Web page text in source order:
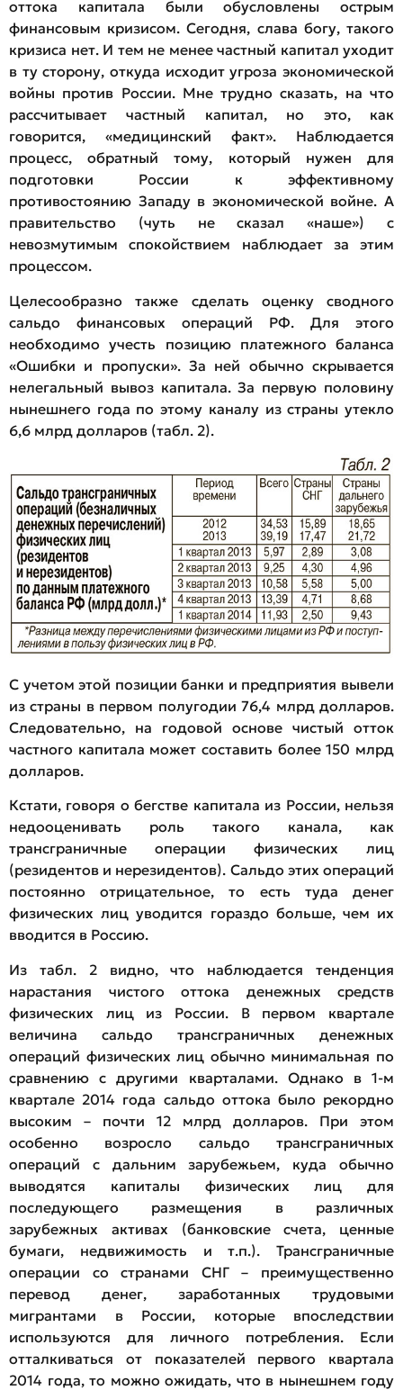
оттока капитала были обусловлены острым
финансовым кризисом. Сегодня, слава богу, такого
кризиса нет. И тем не менее частный капитал уходит
в ту сторону, откуда исходит угроза экономической
войны против России. Мне трудно сказать, на что
рассчитывает частный капитал, но это, как
говорится, «медицинский факт». Наблюдается
процесс, обратный тому, который нужен для
подготовки России к эффективному
противостоянию Западу в экономической войне. А
правительство (чуть не сказал «наше») с
невозмутимым спокойствием наблюдает за этим
процессом.
Целесообразно также сделать оценку сводного
сальдо финансовых операций РФ. Для этого
необходимо учесть позицию платежного баланса
«Ошибки и пропуски». За ней обычно скрывается
нелегальный вывоз капитала. За первую половину
нынешнего года по этому каналу из страны утекло
6,6 млрд долларов (табл. 2).
С учетом этой позиции банки и предприятия вывели
из страны в первом полугодии 76,4 млрд долларов.
Следовательно, на годовой основе чистый отток
частного капитала может составить более 150 млрд
долларов.
Кстати, говоря о бегстве капитала из России, нельзя
недооценивать роль такого канала, как
трансграничные операции физических лиц
(резидентов и нерезидентов). Сальдо этих операций
постоянно отрицательное, то есть туда денег
физических лиц уводится гораздо больше, чем их
вводится в Россию.
Из табл. 2 видно, что наблюдается тенденция
нарастания чистого оттока денежных средств
физических лиц из России. В первом квартале
величина сальдо трансграничных денежных
операций физических лиц обычно минимальная по
сравнению с другими кварталами. Однако в 1-м
квартале 2014 года сальдо оттока было рекордно
высоким – почти 12 млрд долларов. При этом
особенно возросло сальдо трансграничных
операций с дальним зарубежьем, куда обычно
выводятся капиталы физических лиц для
последующего размещения в различных
зарубежных активах (банковские счета, ценные
бумаги, недвижимость и т.п.). Трансграничные
операции со странами СНГ – преимущественно
перевод денег, заработанных трудовыми
мигрантами в России, которые впоследствии
используются для личного потребления. Если
отталкиваться от показателей первого квартала
2014 года, то можно ожидать, что в нынешнем году